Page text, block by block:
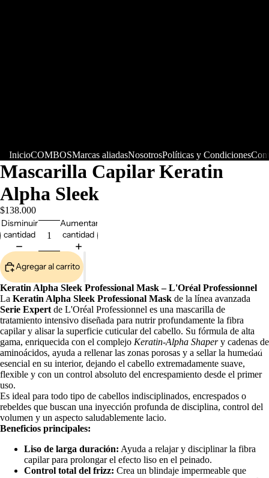
InicioCOMBOSMarcas aliadasNosotrosPolíticas y Condiciones
Abrir
imagen
pantalla
Mascarilla Capilar Keratin
Alpha Sleek
$138.000
Disminuir
cantidad
Aumentar
cantidad
Agregar al carrito
Keratin Alpha Sleek Professional Mask – L'Oréal Professionnel
La Keratin Alpha Sleek Professional Mask de la línea avanzada
Serie Expert de L'Oréal Professionnel es una mascarilla de
tratamiento intensivo diseñada para nutrir profundamente la fibra
capilar y alisar la superficie cuticular del cabello. Su fórmula de alta
gama, enriquecida con el complejo Keratin-Alpha Shapery cadenas de
aminoácidos, ayuda a rellenar las zonas porosas y a sellar la humedad
esencial en su interior, dejando el cabello extremadamente suave,
flexible y con un control absoluto del encrespamiento desde el primer
uso.
Es ideal para todo tipo de cabellos indisciplinados, encrespados o
rebeldes que buscan una inyección profunda de disciplina, control del
volumen y un aspecto saludablemente lacio.
Beneficios principales:
Liso de larga duración: Ayuda a relajar y disciplinar la fibra
capilar para prolongar el efecto liso en el peinado.
Control total del frizz: Crea un blindaje impermeable que